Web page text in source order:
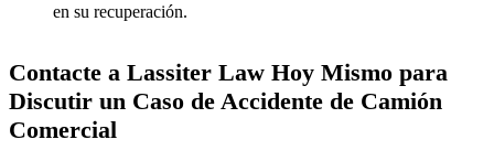
en su recuperación.
Contacte a Lassiter Law Hoy Mismo para
Discutir un Caso de Accidente de Camión
Comercial